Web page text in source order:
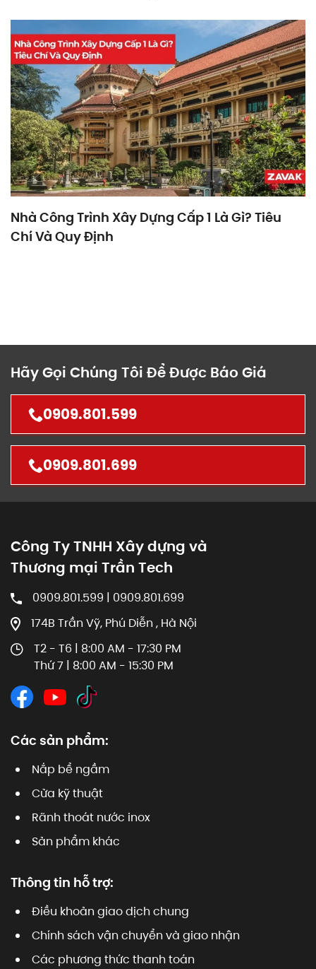
Nhà Công Trình Xây Dựng Cấp 1 Là Gì? Tiêu
Chí Và Quy Định
Hãy Gọi Chúng Tôi Để Được Báo Giá
0909.801.599
0909.801.699
Công Ty TNHH Xây dựng và
Thương mại Trần Tech
0909.801.599 | 0909.801.699
174B Trần Vỹ, Phú Diễn , Hà Nội
T2 - T6 | 8:00 AM - 17:30 PM
Thứ 7 | 8:00 AM - 15:30 PM
Các sản phẩm:
Nắp bể ngầm
Cửa kỹ thuật
Rãnh thoát nước inox
Sản phẩm khác
Thông tin hỗ trợ:
Điều khoản giao dịch chung
Chính sách vận chuyển và giao nhận
Các phương thức thanh toán